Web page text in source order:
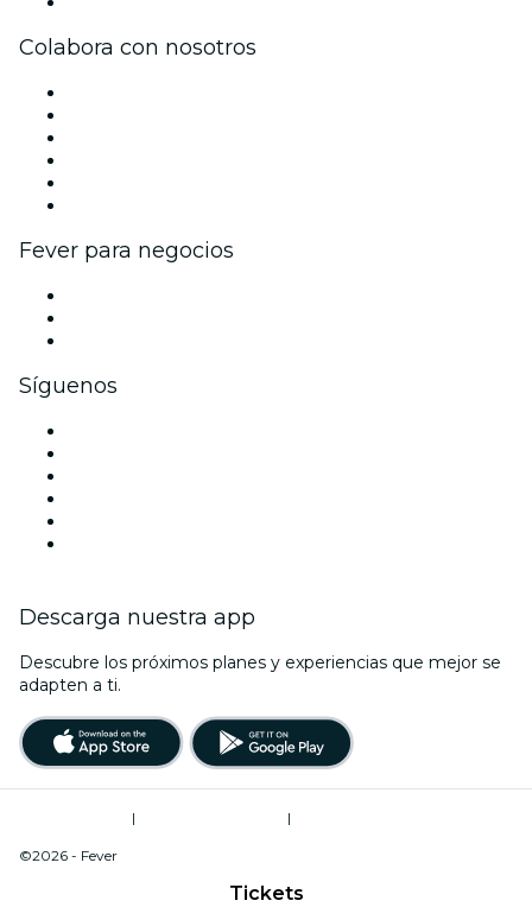
Tickets
Colabora con nosotros
Fever para negocios
Síguenos
Descarga nuestra app
Descubre los próximos planes y experiencias que mejor se
adapten a ti.
|
|
©2026 - Fever